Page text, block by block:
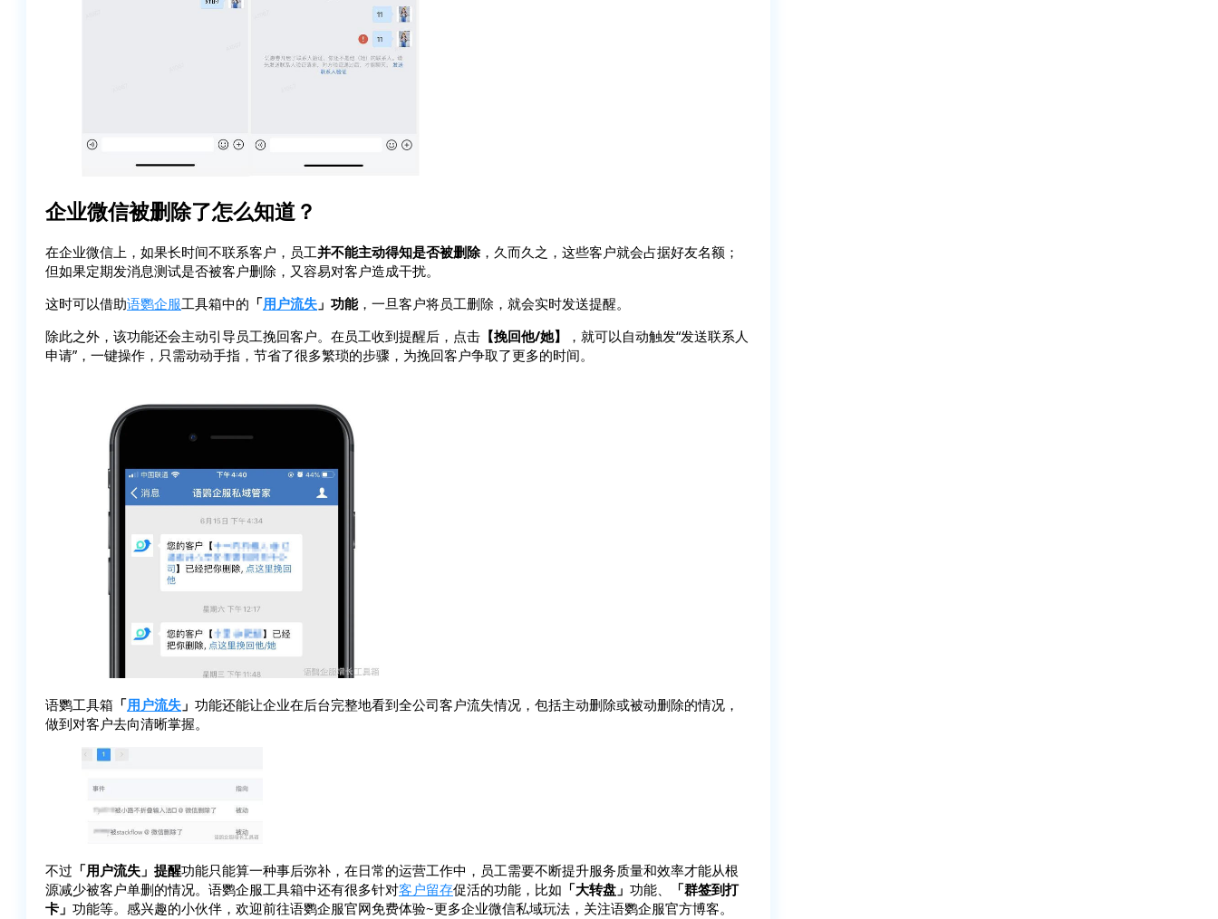
企业微信被删除了怎么知道？
在企业微信上，如果长时间不联系客户，员工并不能主动得知是否被删除 ，久而久之，这些客户就会占据好友名额；
但如果定期发消息测试是否被客户删除，又容易对客户造成干扰。
这时可以借助语鹦企服工具箱中的 「用户流失 」功能，一旦客户将员工删除，就会实时发送提醒。
除此之外，该功能还会主动引导员工挽回客户。在员工收到提醒后，点击 【挽回他/她】
，就可以自动触发“发送联系人
申请”，一键操作，只需动动手指，节省了很多繁琐的步骤，为挽回客户争取了更多的时间。
语鹦工具箱 「用户流失 」 功能还能让企业在后台完整地看到全公司客户流失情况，包括主动删除或被动删除的情况，
做到对客户去向清晰掌握。
不过 「用户流失」提醒功能只能算一种事后弥补，在日常的运营工作中，员工需要不断提升服务质量和效率才能从根
源减少被客户单删的情况。语鹦企服工具箱中还有很多针对客户留存促活的功能，比如 「大转盘」 功能、
「群签到打
卡」 功能等。感兴趣的小伙伴，欢迎前往语鹦企服官网免费体验~更多企业微信私域玩法，关注语鹦企服官方博客。